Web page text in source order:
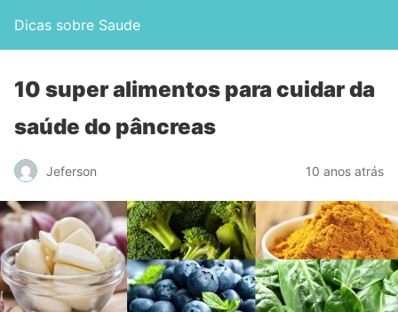
Dicas sobre Saude
10 super alimentos para cuidar da
saúde do pâncreas
Jeferson 10 anos atrás